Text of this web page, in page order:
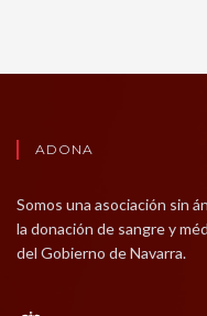
ADONA
Somos una asociación sin
la donación de sangre y
del Gobierno de Navarra.